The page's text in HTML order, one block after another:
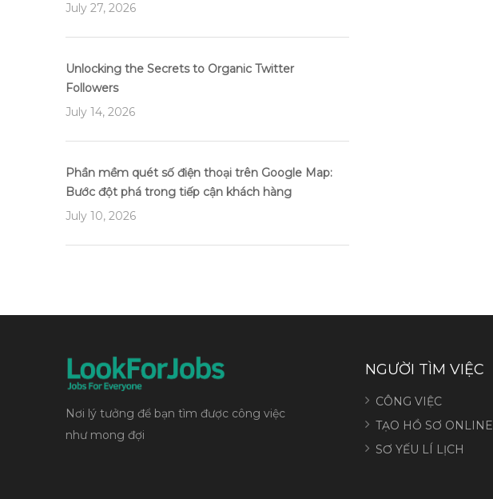
July 27, 2026
Unlocking the Secrets to Organic Twitter
Followers
July 14, 2026
Phần mềm quét số điện thoại trên Google Map:
Bước đột phá trong tiếp cận khách hàng
July 10, 2026
Nơi lý tưởng để bạn tìm được công việc
như mong đợi
NGƯỜI TÌM VIỆC
CÔNG VIỆC
TẠO HỒ SƠ ONLINE
SƠ YẾU LÍ LỊCH